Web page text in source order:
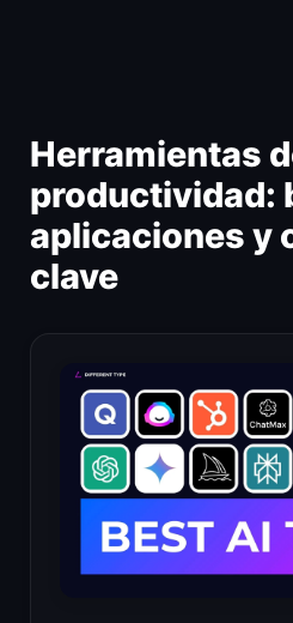
Herramientas
productividad:
aplicaciones y
clave